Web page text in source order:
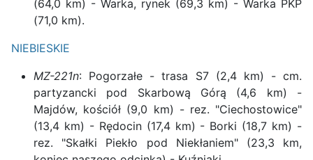
(64,0 km) - Warka, rynek (69,3 km) - Warka PKP
(71,0 km).
NIEBIESKIE
MZ-221n: Pogorzałe - trasa S7 (2,4 km) - cm.
partyzancki pod Skarbową Górą (4,6 km) -
Majdów, kościół (9,0 km) - rez. "Ciechostowice"
(13,4 km) - Rędocin (17,4 km) - Borki (18,7 km) -
rez. "Skałki Piekło pod Niekłaniem" (23,3 km,